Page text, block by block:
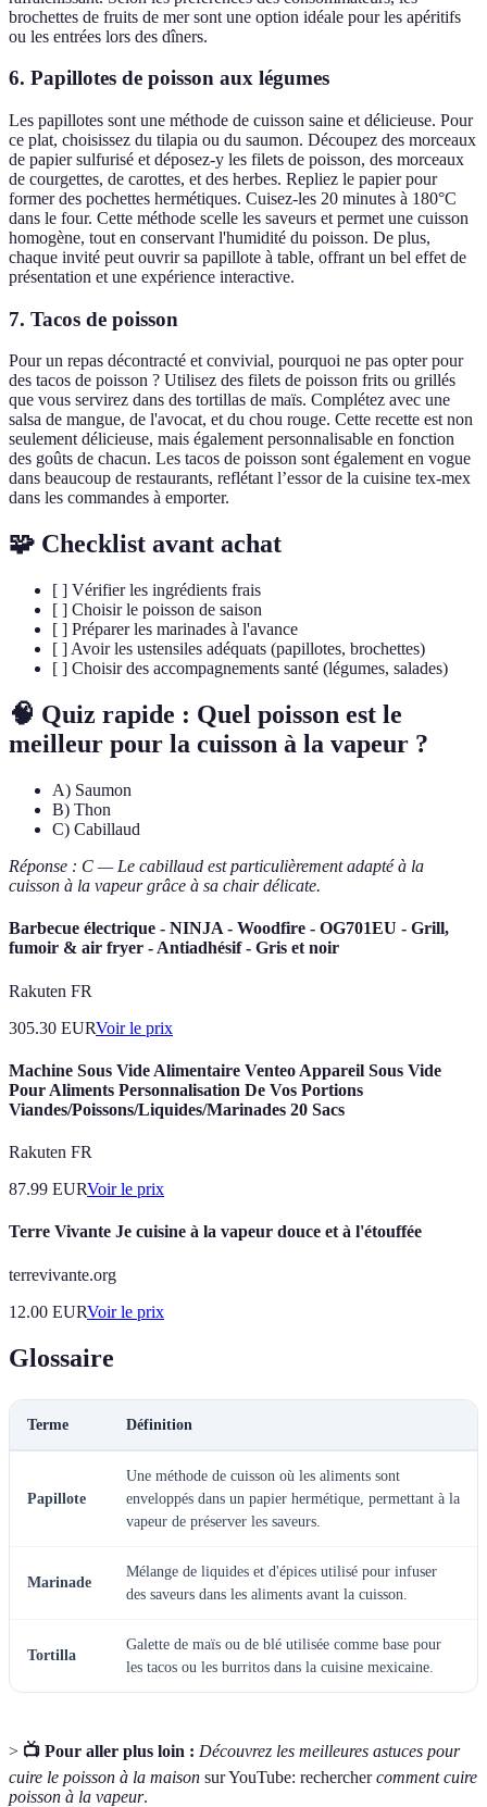
brochettes de fruits de mer sont une option idéale pour les apéritifs
ou les entrées lors des dîners.
6. Papillotes de poisson aux légumes
Les papillotes sont une méthode de cuisson saine et délicieuse. Pour
ce plat, choisissez du tilapia ou du saumon. Découpez des morceaux
de papier sulfurisé et déposez-y les filets de poisson, des morceaux
de courgettes, de carottes, et des herbes. Repliez le papier pour
former des pochettes hermétiques. Cuisez-les 20 minutes à 180°C
dans le four. Cette méthode scelle les saveurs et permet une cuisson
homogène, tout en conservant l'humidité du poisson. De plus,
chaque invité peut ouvrir sa papillote à table, offrant un bel effet de
présentation et une expérience interactive.
7. Tacos de poisson
Pour un repas décontracté et convivial, pourquoi ne pas opter pour
des tacos de poisson ? Utilisez des filets de poisson frits ou grillés
que vous servirez dans des tortillas de maïs. Complétez avec une
salsa de mangue, de l'avocat, et du chou rouge. Cette recette est non
seulement délicieuse, mais également personnalisable en fonction
des goûts de chacun. Les tacos de poisson sont également en vogue
dans beaucoup de restaurants, reflétant l’essor de la cuisine tex-mex
dans les commandes à emporter.
🧩 Checklist avant achat
[ ] Vérifier les ingrédients frais
[ ] Choisir le poisson de saison
[ ] Préparer les marinades à l'avance
[ ] Avoir les ustensiles adéquats (papillotes, brochettes)
[ ] Choisir des accompagnements santé (légumes, salades)
🧠 Quiz rapide : Quel poisson est le
meilleur pour la cuisson à la vapeur ?
A) Saumon
B) Thon
C) Cabillaud
Réponse : C — Le cabillaud est particulièrement adapté à la
cuisson à la vapeur grâce à sa chair délicate.
Barbecue électrique - NINJA - Woodfire - OG701EU - Grill,
fumoir & air fryer - Antiadhésif - Gris et noir
Rakuten FR
305.30 EURVoir le prix
Machine Sous Vide Alimentaire Venteo Appareil Sous Vide
Pour Aliments Personnalisation De Vos Portions
Viandes/Poissons/Liquides/Marinades 20 Sacs
Rakuten FR
87.99 EURVoir le prix
Terre Vivante Je cuisine à la vapeur douce et à l'étouffée
terrevivante.org
12.00 EURVoir le prix
Glossaire
Terme Définition
Papillote
Une méthode de cuisson où les aliments sont
enveloppés dans un papier hermétique, permettant à la
vapeur de préserver les saveurs.
Marinade
Mélange de liquides et d'épices utilisé pour infuser
des saveurs dans les aliments avant la cuisson.
Tortilla
Galette de maïs ou de blé utilisée comme base pour
les tacos ou les burritos dans la cuisine mexicaine.
> 📺 Pour aller plus loin : Découvrez les meilleures astuces pour
cuire le poisson à la maison sur YouTube: recherchercomment cuire
poisson à la vapeur.